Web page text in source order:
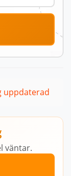
uppdaterad
väntar.